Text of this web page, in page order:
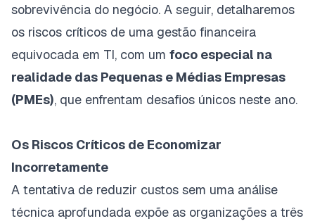
sobrevivência do negócio. A seguir, detalharemos
os riscos críticos de uma gestão financeira
equivocada em TI, com um foco especial na
realidade das Pequenas e Médias Empresas
(PMEs), que enfrentam desafios únicos neste ano.
Os Riscos Críticos de Economizar
Incorretamente
A tentativa de reduzir custos sem uma análise
técnica aprofundada expõe as organizações a três